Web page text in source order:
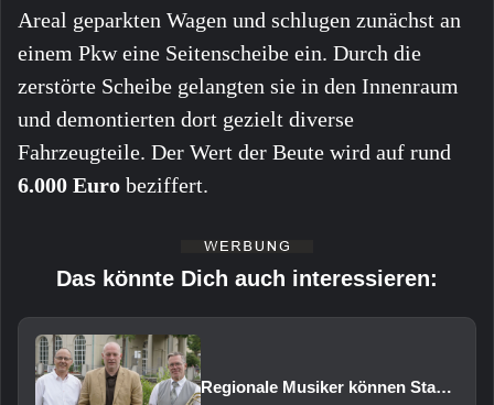
Areal geparkten Wagen und schlugen zunächst an
einem Pkw eine Seitenscheibe ein. Durch die
zerstörte Scheibe gelangten sie in den Innenraum
und demontierten dort gezielt diverse
Fahrzeugteile. Der Wert der Beute wird auf rund
6.000 Euro beziffert.
Das könnte Dich auch interessieren:
Regionale Musiker können Staatsbad Philharmonie im Februar 2027 vertreten